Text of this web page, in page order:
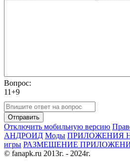
Вопрос:
11+9
Отправить
Отключить мобильную версию
АНДРОИД Моды ПРИЛОЖЕНИЯ
игры РАЗМЕЩЕНИЕ
© fanapk.ru 2013г. - 2024г.